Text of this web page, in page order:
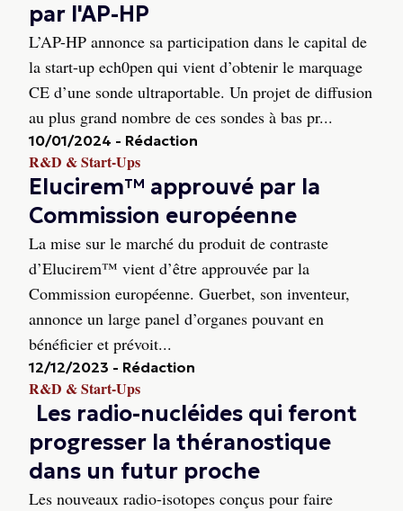
par l'AP-HP
L’AP-HP annonce sa participation dans le capital de
la start-up ech0pen qui vient d’obtenir le marquage
CE d’une sonde ultraportable. Un projet de diffusion
au plus grand nombre de ces sondes à bas pr...
10/01/2024 - Rédaction
R&D & Start-Ups
Elucirem™ approuvé par la
Commission européenne
La mise sur le marché du produit de contraste
d’Elucirem™ vient d’être approuvée par la
Commission européenne. Guerbet, son inventeur,
annonce un large panel d’organes pouvant en
bénéficier et prévoit...
12/12/2023 - Rédaction
R&D & Start-Ups
Les radio-nucléides qui feront
progresser la théranostique
dans un futur proche
Les nouveaux radio-isotopes conçus pour faire